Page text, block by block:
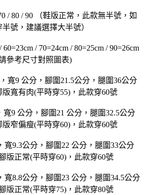
/ 80 / 90 （鞋版正常，此款無半號，如
半號，建議選擇大半號）
/ 70=24cm / 80=25cm / 90=26cm
參考尺寸對照圖表)
寬9 公分，腳圍21.5公分，腿圍36公分
寬有肉(平時穿55)，此款穿60號
9 公分，腳圍21 公分，腿圍32.5公分
窄偏瘦(平時穿60)，此款穿60號
寬9.3公分，腳圍22 公分，腿圍33公分
版正常(平時穿60)，此款穿60號
寬8.8公分，腳圍23 公分，腿圍34.5公分
版正常(平時穿75)，此款穿80號